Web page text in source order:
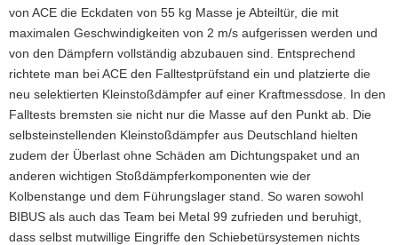
von ACE die Eckdaten von 55 kg Masse je Abteiltür, die mit
maximalen Geschwindigkeiten von 2 m/s aufgerissen werden und
von den Dämpfern vollständig abzubauen sind. Entsprechend
richtete man bei ACE den Falltestprüfstand ein und platzierte die
neu selektierten Kleinstoßdämpfer auf einer Kraftmessdose. In den
Falltests bremsten sie nicht nur die Masse auf den Punkt ab. Die
selbsteinstellenden Kleinstoßdämpfer aus Deutschland hielten
zudem der Überlast ohne Schäden am Dichtungspaket und an
anderen wichtigen Stoßdämpferkomponenten wie der
Kolbenstange und dem Führungslager stand. So waren sowohl
BIBUS als auch das Team bei Metal 99 zufrieden und beruhigt,
dass selbst mutwillige Eingriffe den Schiebetürsystemen nichts